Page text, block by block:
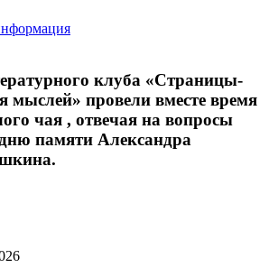
клуба «Страницы-
мыслей» провели вместе время
чая , отвечая на вопросы
памяти Александра